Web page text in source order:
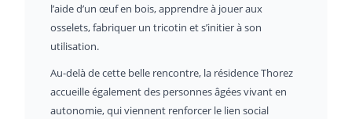
l’aide d’un œuf en bois, apprendre à jouer aux
osselets, fabriquer un tricotin et s’initier à son
utilisation.
Au-delà de cette belle rencontre, la résidence Thorez
accueille également des personnes âgées vivant en
autonomie, qui viennent renforcer le lien social